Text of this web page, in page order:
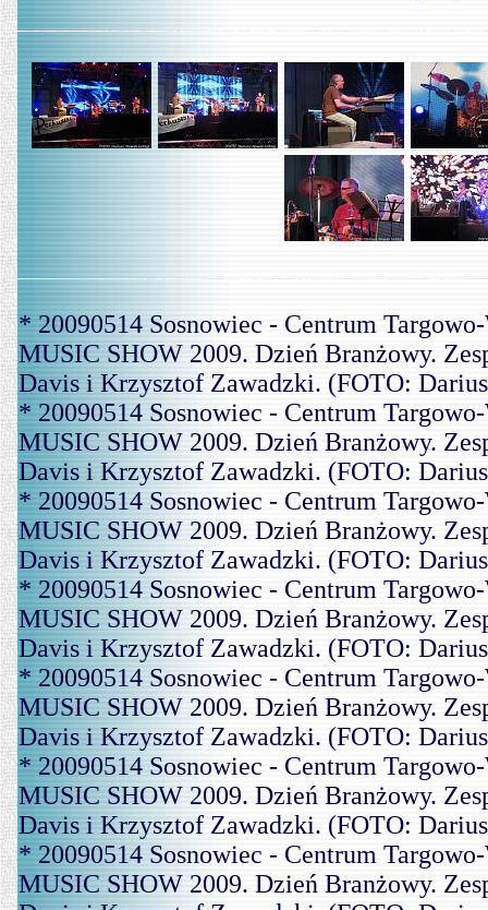
* 20090514 Sosnowiec - Centrum
MUSIC SHOW 2009. Dzień Branżowy.
Davis i Krzysztof Zawadzki. (FOTO:
* 20090514 Sosnowiec - Centrum
MUSIC SHOW 2009. Dzień Branżowy.
Davis i Krzysztof Zawadzki. (FOTO:
* 20090514 Sosnowiec - Centrum
MUSIC SHOW 2009. Dzień Branżowy.
Davis i Krzysztof Zawadzki. (FOTO:
* 20090514 Sosnowiec - Centrum
MUSIC SHOW 2009. Dzień Branżowy.
Davis i Krzysztof Zawadzki. (FOTO:
* 20090514 Sosnowiec - Centrum
MUSIC SHOW 2009. Dzień Branżowy.
Davis i Krzysztof Zawadzki. (FOTO:
* 20090514 Sosnowiec - Centrum
MUSIC SHOW 2009. Dzień Branżowy.
Davis i Krzysztof Zawadzki. (FOTO:
* 20090514 Sosnowiec - Centrum
MUSIC SHOW 2009. Dzień Branżowy.